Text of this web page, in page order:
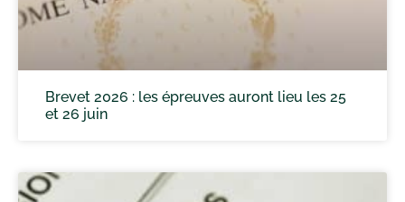
Brevet 2026 : les épreuves auront lieu les 25
et 26 juin